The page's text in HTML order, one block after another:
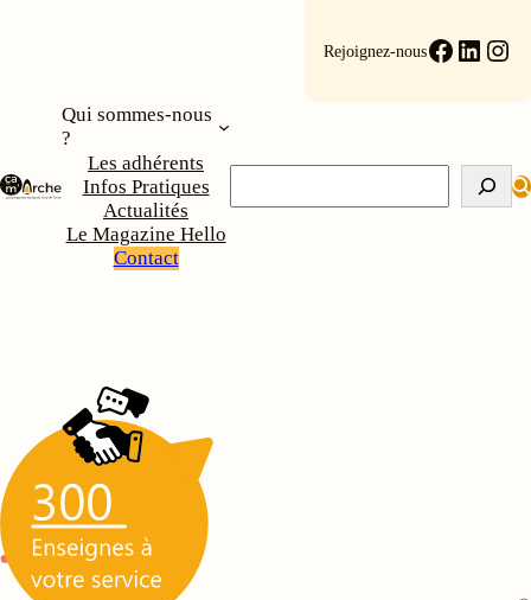
Rejoignez-nous
Qui sommes-nous
?
Les adhérents
Infos Pratiques
Actualités
Le Magazine Hello
Contact